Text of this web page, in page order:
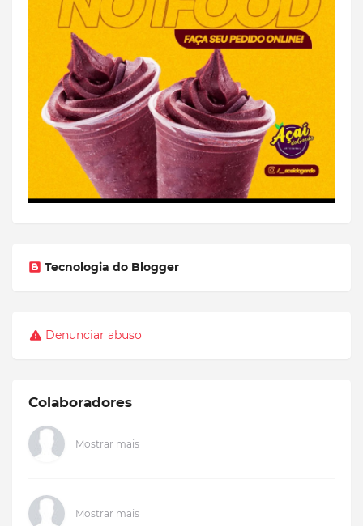
Tecnologia do Blogger
Denunciar abuso
Colaboradores
Mostrar mais
Mostrar mais